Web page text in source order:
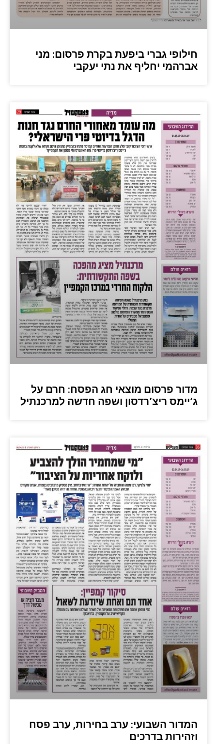
חילופי גברי ביפעת בקרת פרסום: מני
אברהמי יחליף את נתי יעקבי
מדור פרסום מוצאי חג הפסח: חרם על
ג’יימס ריצ’רדסון ושפה חדשה למרכנתיל
המדור השבועי: ערב בחירות, ערב פסח
וזהירות בדרכים